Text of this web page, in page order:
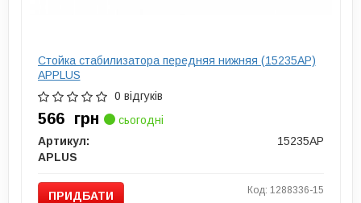
Стойка стабилизатора передняя нижняя (15235AP)
APPLUS
0 відгуків
566 грн
сьогодні
Артикул:
15235AP
APLUS
ПРИДБАТИ Код: 1288336-15